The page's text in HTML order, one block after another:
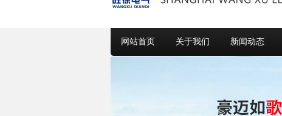
网站首页 关于我们 新闻动态